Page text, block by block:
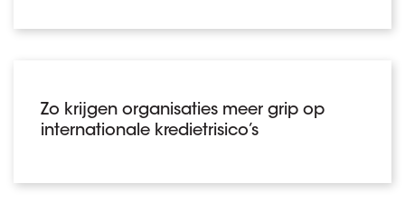
Zo krijgen organisaties meer grip op
internationale kredietrisico’s